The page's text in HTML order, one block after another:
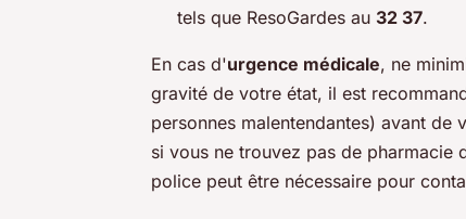
tels que ResoGardes au 32 37.
En cas d'urgence médicale, ne
gravité de votre état, il est
personnes malentendantes) avant de
si vous ne trouvez pas de pharmacie
police peut être nécessaire pour